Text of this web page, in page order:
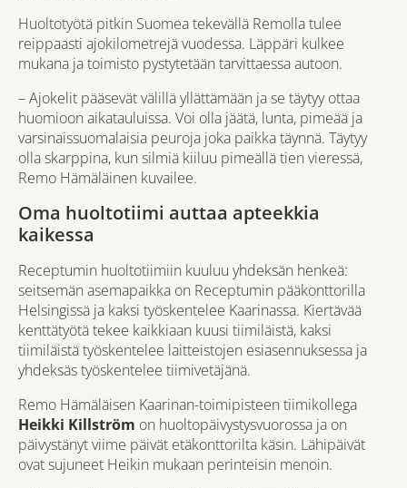
Huoltotyötä pitkin Suomea tekevällä Remolla tulee
reippaasti ajokilometrejä vuodessa. Läppäri kulkee
mukana ja toimisto pystytetään tarvittaessa autoon.
– Ajokelit pääsevät välillä yllättämään ja se täytyy ottaa
huomioon aikatauluissa. Voi olla jäätä, lunta, pimeää ja
varsinaissuomalaisia peuroja joka paikka täynnä. Täytyy
olla skarppina, kun silmiä kiiluu pimeällä tien vieressä,
Remo Hämäläinen kuvailee.
Oma huoltotiimi auttaa apteekkia
kaikessa
Receptumin huoltotiimiin kuuluu yhdeksän henkeä:
seitsemän asemapaikka on Receptumin pääkonttorilla
Helsingissä ja kaksi työskentelee Kaarinassa. Kiertävää
kenttätyötä tekee kaikkiaan kuusi tiimiläistä, kaksi
tiimiläistä työskentelee laitteistojen esiasennuksessa ja
yhdeksäs työskentelee tiimivetäjänä.
Remo Hämäläisen Kaarinan-toimipisteen tiimikollega
Heikki Killström on huoltopäivystysvuorossa ja on
päivystänyt viime päivät etäkonttorilta käsin. Lähipäivät
ovat sujuneet Heikin mukaan perinteisin menoin.